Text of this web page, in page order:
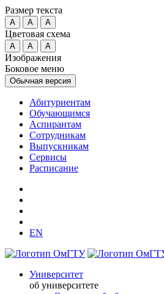
Размер текста
A A A
Цветовая схема
A A A
Изображения
Боковое меню
Обычная версия
Абитуриентам
Обучающимся
Аспирантам
Сотрудникам
Выпускникам
Сервисы
Расписание
EN
Университет
об университете